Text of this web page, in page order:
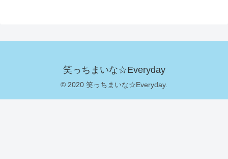
笑っちまいな☆Everyday
© 2020 笑っちまいな☆Everyday.